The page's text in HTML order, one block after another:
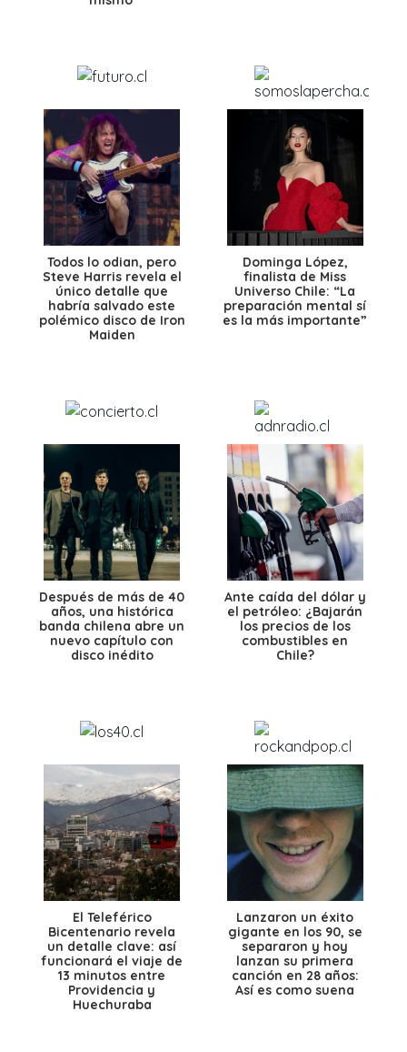
Todos lo odian, pero
Steve Harris revela el
único detalle que
habría salvado este
polémico disco de Iron
Maiden
Dominga López,
finalista de Miss
Universo Chile: “La
preparación mental sí
es la más importante”
Después de más de 40
años, una histórica
banda chilena abre un
nuevo capítulo con
disco inédito
Ante caída del dólar y
el petróleo: ¿Bajarán
los precios de los
combustibles en
Chile?
El Teleférico
Bicentenario revela
un detalle clave: así
funcionará el viaje de
13 minutos entre
Providencia y
Huechuraba
Lanzaron un éxito
gigante en los 90, se
separaron y hoy
lanzan su primera
canción en 28 años:
Así es como suena